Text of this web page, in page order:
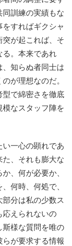
同訓練の実績もな
すればギクシャ
突が起これば、そ
る。本来であれ
、知らぬ者同士は
が理想なのだ。
型で綿密さを徹底
なスタッフ陣を
一心の顕れであ
た、それも膨大な
、何が必要か、
何時、何処で、
分は私の少数ス
応えられないの
斯様な質問を唯の
が要求する情報